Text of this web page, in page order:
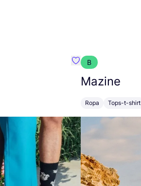
Favoritos {nombre}
B
Mazine
Ropa Tops-t-shirt